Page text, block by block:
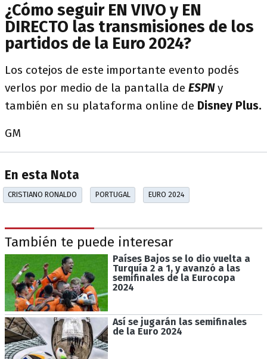
¿Cómo seguir EN VIVO y EN
DIRECTO las transmisiones de los
partidos de la Euro 2024?
Los cotejos de este importante evento podés
verlos por medio de la pantalla de ESPNy
también en su plataforma online de Disney Plus.
GM
En esta Nota
CRISTIANO RONALDO PORTUGAL EURO 2024
También te puede interesar
Países Bajos se lo dio vuelta a
Turquía 2 a 1, y avanzó a las
semifinales de la Eurocopa
2024
Así se jugarán las semifinales
de la Euro 2024